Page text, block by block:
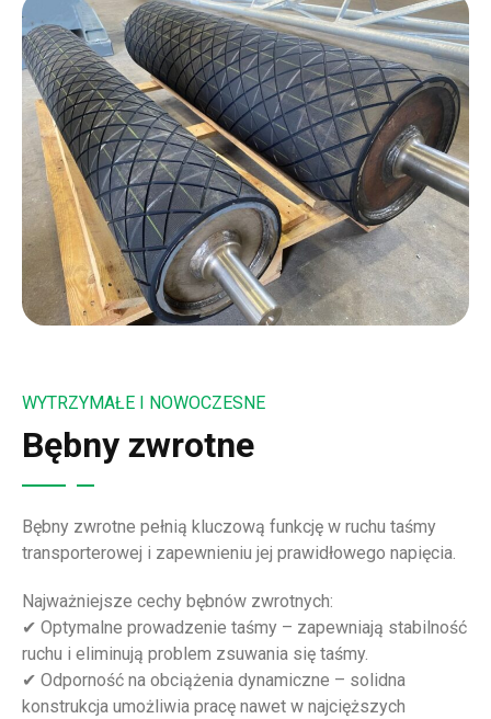
WYTRZYMAŁE I NOWOCZESNE
Bębny zwrotne
Bębny zwrotne pełnią kluczową funkcję w ruchu taśmy
transporterowej i zapewnieniu jej prawidłowego napięcia.
Najważniejsze cechy bębnów zwrotnych:
✔ Optymalne prowadzenie taśmy – zapewniają stabilność
ruchu i eliminują problem zsuwania się taśmy.
✔ Odporność na obciążenia dynamiczne – solidna
konstrukcja umożliwia pracę nawet w najcięższych